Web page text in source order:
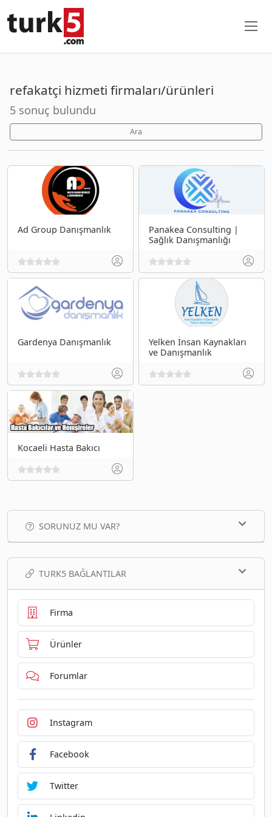
refakatçi hizmeti firmaları/ürünleri
5 sonuç bulundu
Ara
Ad Group Danışmanlık
Panakea Consulting |
Sağlık Danışmanlığı
Gardenya Danışmanlık
Yelken İnsan Kaynakları
ve Danışmanlık
Kocaeli Hasta Bakıcı
SORUNUZ MU VAR?
TURK5 BAĞLANTILAR
Firma
Ürünler
Forumlar
Instagram
Facebook
Twitter